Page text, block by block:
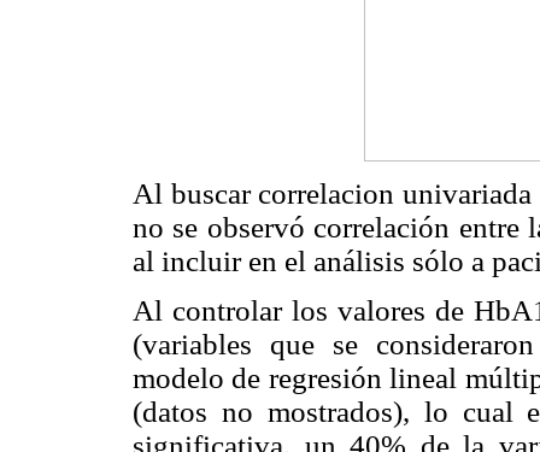
Al buscar correlacion
no se observó correlación entre
al incluir en el análisis sólo a
Al controlar los valores de
(variables que se
modelo de regresión lineal
(datos no mostrados), lo cual